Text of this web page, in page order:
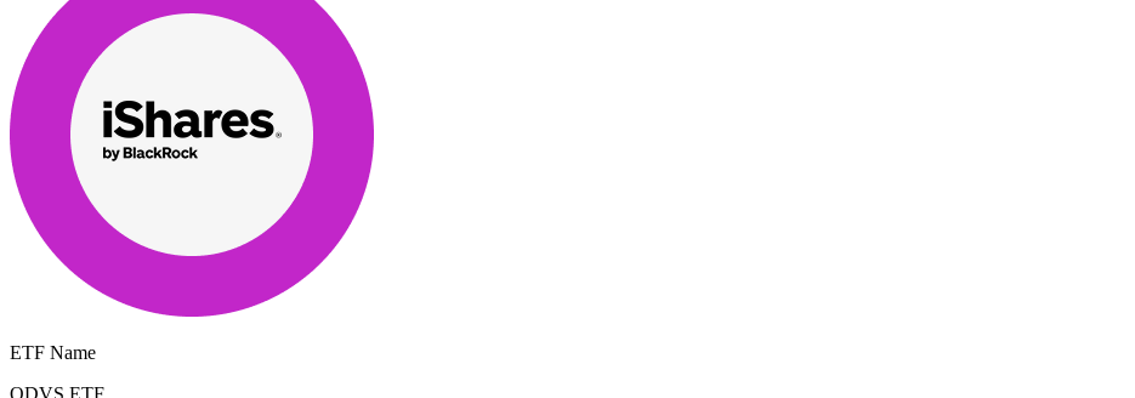
ETF Name